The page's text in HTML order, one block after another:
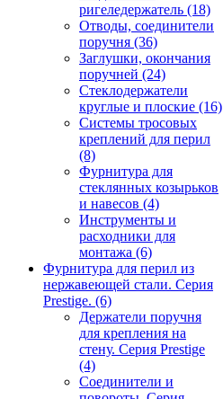
ригеледержатель (18)
Отводы, соединители
поручня (36)
Заглушки, окончания
поручней (24)
Стеклодержатели
круглые и плоские (16)
Системы тросовых
креплений для перил
(8)
Фурнитура для
стеклянных козырьков
и навесов (4)
Инструменты и
расходники для
монтажа (6)
Фурнитура для перил из
нержавеющей стали. Серия
Prestige. (6)
Держатели поручня
для крепления на
стену. Серия Prestige
(4)
Соединители и